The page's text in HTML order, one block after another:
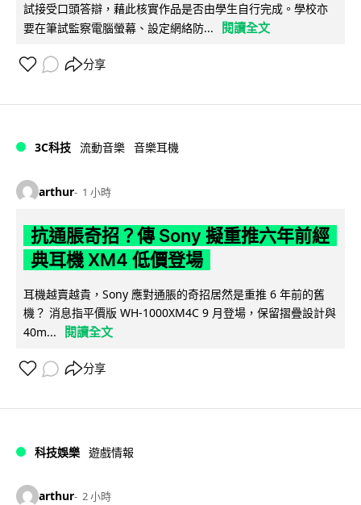
試接受口頭答辯，藉此核實作品是否由學生自行完成。學校亦
要在筆試監察電腦螢幕、設定網絡防...
閱讀全文
分享
3C科技 流動音樂 音樂耳機
arthur 1 小時
抗通脹奇招？傳 Sony 擬重推六年前經
典耳機 XM4 低價登場
耳機越賣越貴，Sony 應對通脹的奇招居然是重推 6 年前的舊
機？ 消息指平價版 WH-1000XM4C 9 月登場，保留摺疊設計與
40m...
閱讀全文
分享
科技娛樂 遊戲情報
arthur 2 小時